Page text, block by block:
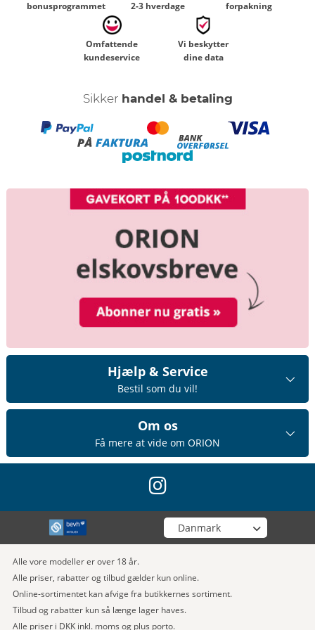
bonusprogrammet 2-3 hverdage forpakning
Omfattende
kundeservice
Vi beskytter
dine data
Sikker handel & betaling
Hjælp & Service
Bestil som du vil!
Om os
Få mere at vide om ORION
instagram
Vælg din butik
Alle vore modeller er over 18 år.
Alle priser, rabatter og tilbud gælder kun online.
Online-sortimentet kan afvige fra butikkernes sortiment.
Tilbud og rabatter kun så længe lager haves.
Alle priser i DKK inkl. moms og plus porto.